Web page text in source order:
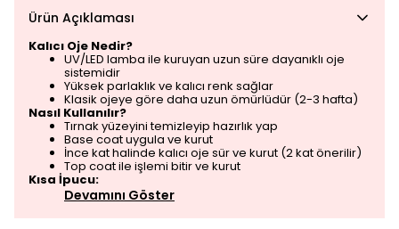
Ürün Açıklaması
Kalıcı Oje Nedir?
UV/LED lamba ile kuruyan uzun süre dayanıklı oje
sistemidir
Yüksek parlaklık ve kalıcı renk sağlar
Klasik ojeye göre daha uzun ömürlüdür (2-3 hafta)
Nasıl Kullanılır?
Tırnak yüzeyini temizleyip hazırlık yap
Base coat uygula ve kurut
İnce kat halinde kalıcı oje sür ve kurut (2 kat önerilir)
Top coat ile işlemi bitir ve kurut
Kısa İpucu:
Devamını Göster